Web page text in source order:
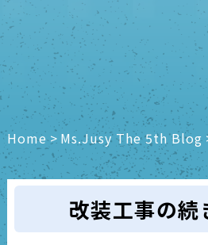
Home> Ms.Jusy The 5th Blog
改装工事の続